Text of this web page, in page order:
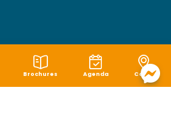
Brochures Agenda Carte